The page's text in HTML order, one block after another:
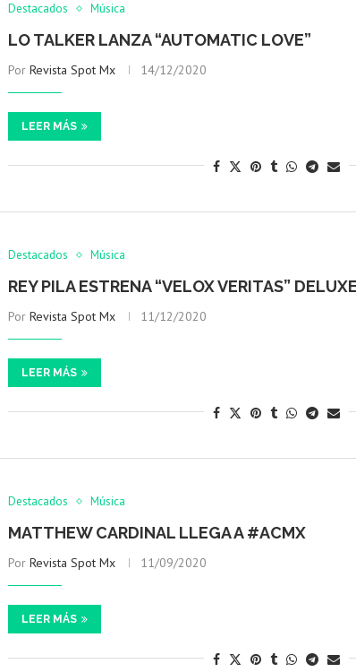
Destacados Música
LO TALKER LANZA “AUTOMATIC LOVE”
PorRevista Spot Mx 14/12/2020
LEER MÁS
Destacados Música
REY PILA ESTRENA “VELOX VERITAS” DELUXE
PorRevista Spot Mx 11/12/2020
LEER MÁS
Destacados Música
MATTHEW CARDINAL LLEGA A #ACMX
PorRevista Spot Mx 11/09/2020
LEER MÁS